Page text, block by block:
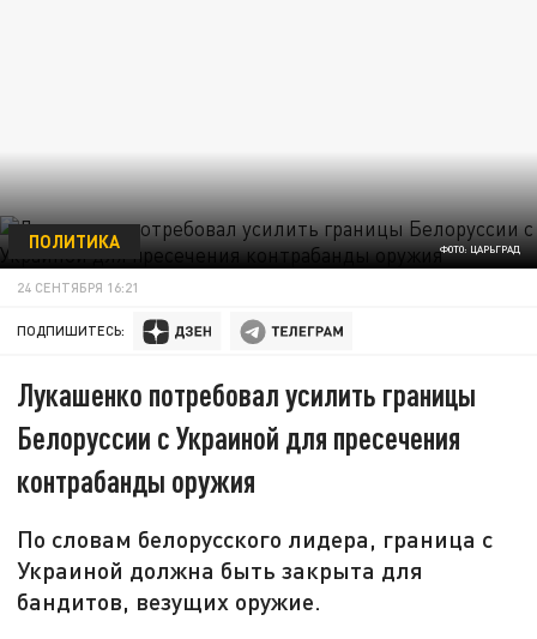
ФОТО: ЦАРЬГРАД
ПОЛИТИКА
24 СЕНТЯБРЯ 16:21
ПОДПИШИТЕСЬ:
Лукашенко потребовал усилить границы
Белоруссии с Украиной для пресечения
контрабанды оружия
По словам белорусского лидера, граница с
Украиной должна быть закрыта для
бандитов, везущих оружие.